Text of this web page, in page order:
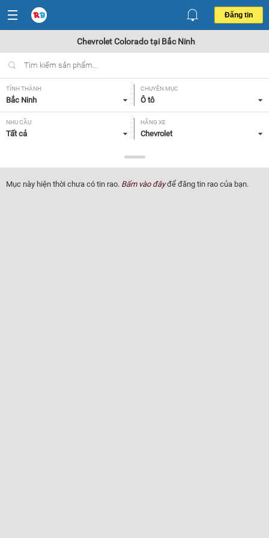
Đăng tin
Chevrolet Colorado tại Bắc Ninh
TỈNH THÀNH
Bắc Ninh
CHUYÊN MỤC
Ô tô
NHU CẦU
Tất cả
HÃNG XE
Chevrolet
Colorado
NĂM SẢN XUẤT
Tất cả
GIÁ XE XUẤT XỨ
Mục này hiện thời chưa có tin rao. Bấm vào đâyđể đăng tin rao của bạn.